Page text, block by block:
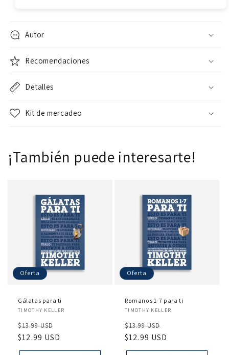
Autor
Recomendaciones
Detalles
Kit de mercadeo
¡También puede interesarte!
Oferta
Gálatas para ti
Proveedor:
TIMOTHY KELLER
Precio
habitual
$13.99 USD
de
oferta
$12.99 USD
Oferta
Romanos 1-7 para ti
Proveedor:
TIMOTHY KELLER
Precio
habitual
$13.99 USD
de
oferta
$12.99 USD